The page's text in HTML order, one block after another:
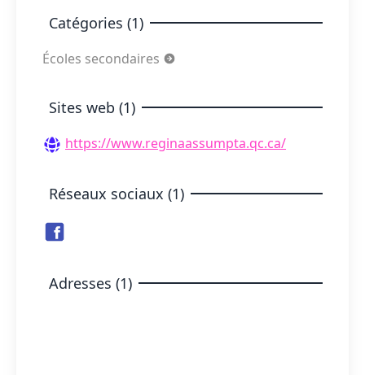
Catégories (1)
Écoles secondaires
Sites web (1)
https://www.reginaassumpta.qc.ca/
Réseaux sociaux (1)
Adresses (1)